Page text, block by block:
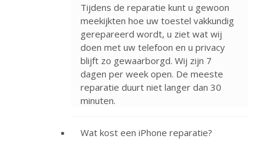
Tijdens de reparatie kunt u gewoon
meekijkten hoe uw toestel vakkundig
gerepareerd wordt, u ziet wat wij
doen met uw telefoon en u privacy
blijft zo gewaarborgd. Wij zijn 7
dagen per week open. De meeste
reparatie duurt niet langer dan 30
minuten.
Wat kost een iPhone reparatie?